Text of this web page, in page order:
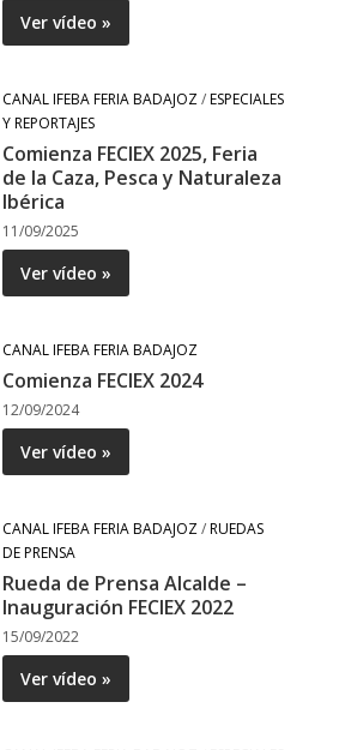
Ver vídeo »
CANAL IFEBA FERIA BADAJOZ/ESPECIALES
Y REPORTAJES
Comienza FECIEX 2025, Feria
de la Caza, Pesca y Naturaleza
Ibérica
11/09/2025
Ver vídeo »
CANAL IFEBA FERIA BADAJOZ
Comienza FECIEX 2024
12/09/2024
Ver vídeo »
CANAL IFEBA FERIA BADAJOZ/RUEDAS
DE PRENSA
Rueda de Prensa Alcalde –
Inauguración FECIEX 2022
15/09/2022
Ver vídeo »